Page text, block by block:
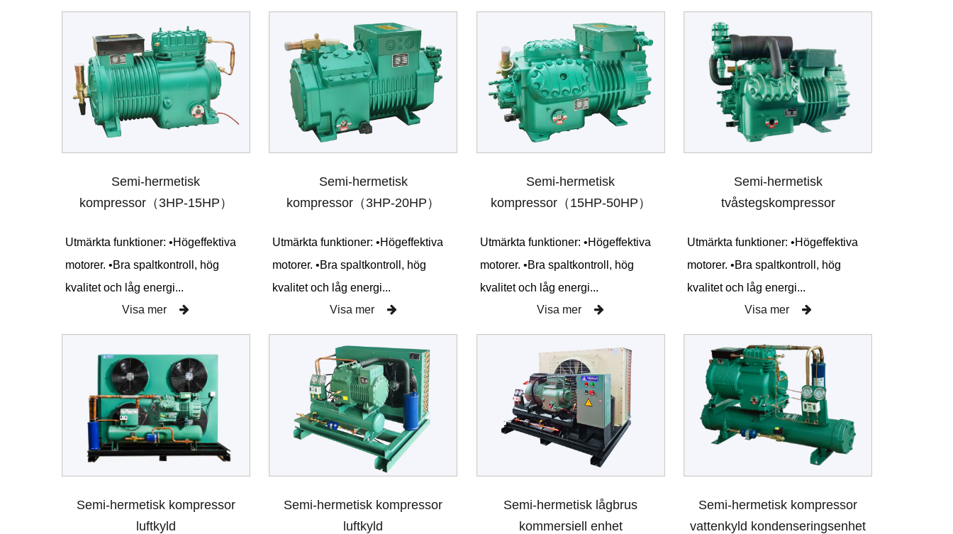
Semi-hermetisk
kompressor（3HP-15HP）
Utmärkta funktioner: •Högeffektiva
motorer. •Bra spaltkontroll, hög
kvalitet och låg energi...
Visa mer
Semi-hermetisk
kompressor（3HP-20HP）
Utmärkta funktioner: •Högeffektiva
motorer. •Bra spaltkontroll, hög
kvalitet och låg energi...
Visa mer
Semi-hermetisk
kompressor（15HP-50HP）
Utmärkta funktioner: •Högeffektiva
motorer. •Bra spaltkontroll, hög
kvalitet och låg energi...
Visa mer
Semi-hermetisk
tvåstegskompressor
Utmärkta funktioner: •Högeffektiva
motorer. •Bra spaltkontroll, hög
kvalitet och låg energi...
Visa mer
Semi-hermetisk kompressor
luftkyld
Semi-hermetisk kompressor
luftkyld
Semi-hermetisk lågbrus
kommersiell enhet
Semi-hermetisk kompressor
vattenkyld kondenseringsenhet